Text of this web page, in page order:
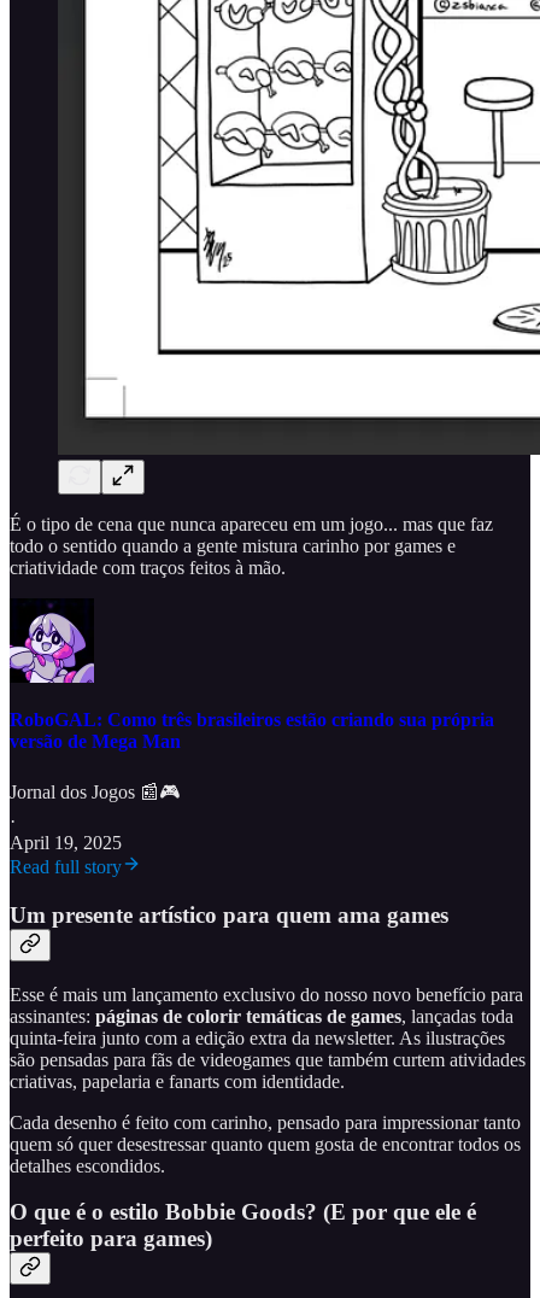
É o tipo de cena que nunca apareceu em um jogo... mas que faz
todo o sentido quando a gente mistura carinho por games e
criatividade com traços feitos à mão.
RoboGAL: Como três brasileiros estão criando sua própria
versão de Mega Man
Jornal dos Jogos 📰🎮
·
April 19, 2025
Read full story
Um presente artístico para quem ama games
Esse é mais um lançamento exclusivo do nosso novo benefício para
assinantes: páginas de colorir temáticas de games, lançadas toda
quinta-feira junto com a edição extra da newsletter. As ilustrações
são pensadas para fãs de videogames que também curtem atividades
criativas, papelaria e fanarts com identidade.
Cada desenho é feito com carinho, pensado para impressionar tanto
quem só quer desestressar quanto quem gosta de encontrar todos os
detalhes escondidos.
O que é o estilo Bobbie Goods? (E por que ele é
perfeito para games)